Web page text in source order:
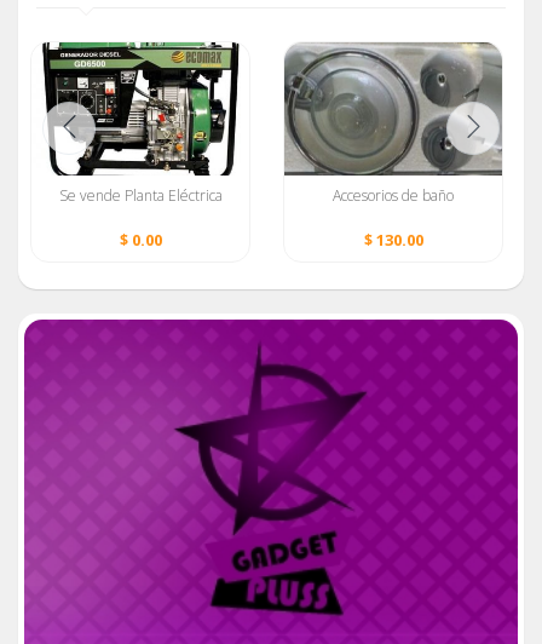
Se vende Planta Eléctrica
$ 0.00
Accesorios de baño
$ 130.00